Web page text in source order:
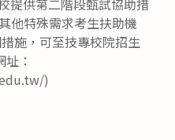
提供第二階段甄試協助措
他特殊需求考生扶助機
施，可至技專校院招生
：
)